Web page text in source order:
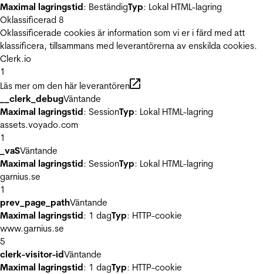
Maximal lagringstid: BeständigTyp: Lokal HTML-lagring
Oklassificerad 8
Oklassificerade cookies är information som vi er i färd med att
klassificera, tillsammans med leverantörerna av enskilda cookies.
Clerk.io
1
Läs mer om den här leverantören
__clerk_debugVäntande
Maximal lagringstid: SessionTyp: Lokal HTML-lagring
assets.voyado.com
1
_vaSVäntande
Maximal lagringstid: SessionTyp: Lokal HTML-lagring
garnius.se
1
prev_page_pathVäntande
Maximal lagringstid: 1 dagTyp: HTTP-cookie
www.garnius.se
5
clerk-visitor-idVäntande
Maximal lagringstid: 1 dagTyp: HTTP-cookie